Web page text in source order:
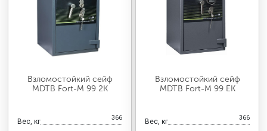
Взломостойкий сейф
MDTB Fort-M 99 2K
Вес, кг 366
Взломостойкий сейф
MDTB Fort-M 99 EK
Вес, кг 366